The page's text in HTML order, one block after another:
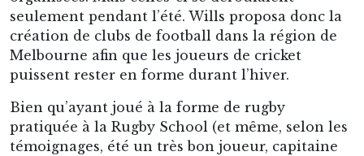
L’élaboration finale des règles prit quelques
années, et plusieurs hypothèses sont envisagées,
évoquant aussi bien l’influence du football
gaélique que celle de jeux aborigènes. Wills a
du Victoria, et parlait même couramment leur
langue. Le Melbourne Football Club est fondé
en 1858. Il sera rejoint l’année d’après par le club